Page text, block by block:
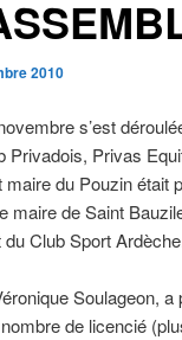
2010
s’est
Privadois, Privas
du Pouzin était
maire de Saint
Club Sport
Soulageon,
de licencié